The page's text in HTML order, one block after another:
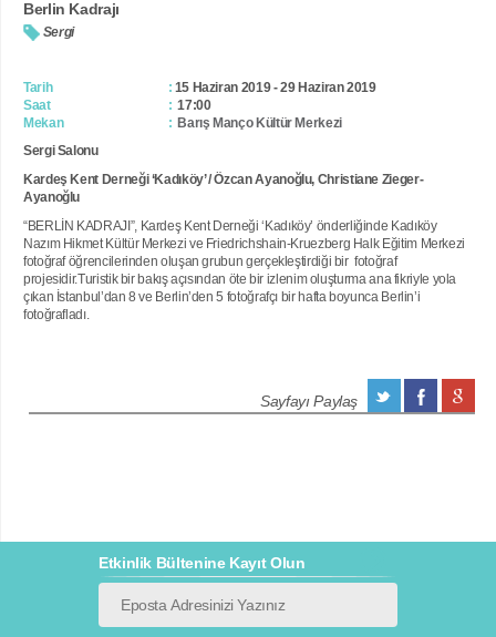
Berlin Kadrajı
Sergi
Tarih
15 Haziran 2019 - 29 Haziran 2019
Saat
17:00
Mekan
Barış Manço Kültür Merkezi
Sergi Salonu
Kardeş Kent Derneği ‘Kadıköy’ / Özcan Ayanoğlu, Christiane Zieger-
Ayanoğlu
“BERLİN KADRAJI”, Kardeş Kent Derneği ‘Kadıköy’ önderliğinde Kadıköy
Nazım Hikmet Kültür Merkezi ve Friedrichshain-Kruezberg Halk Eğitim Merkezi
fotoğraf öğrencilerinden oluşan grubun gerçekleştirdiği bir fotoğraf
projesidir.Turistik bir bakış açısından öte bir izlenim oluşturma ana fikriyle yola
çıkan İstanbul’dan 8 ve Berlin’den 5 fotoğrafçı bir hafta boyunca Berlin’i
fotoğrafladı.
Sayfayı Paylaş
Etkinlik Bültenine Kayıt Olun